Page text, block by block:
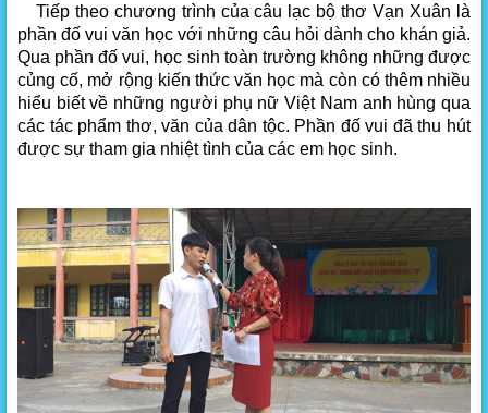
Tiếp theo chương trình của câu lạc bộ thơ Vạn Xuân là
phần đố vui văn học với những câu hỏi dành cho khán giả.
Qua phần đố vui, học sinh toàn trường không những được
củng cố, mở rộng kiến thức văn học mà còn có thêm nhiều
hiểu biết về những người phụ nữ Việt Nam anh hùng qua
các tác phẩm thơ, văn của dân tộc. Phần đố vui đã thu hút
được sự tham gia nhiệt tình của các em học sinh.